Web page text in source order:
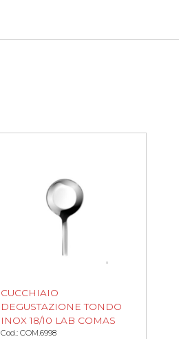
CUCCHIAIO
DEGUSTAZIONE TONDO
INOX 18/10 LAB COMAS
Cod.: COM.6998